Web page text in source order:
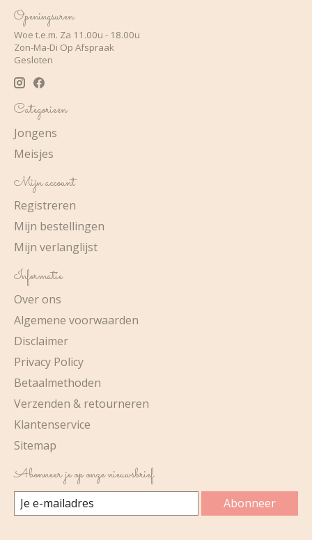
Openingsuren
Woe t.e.m. Za 11.00u - 18.00u
Zon-Ma-Di Op Afspraak
Gesloten
Categorieën
Jongens
Meisjes
Mijn account
Registreren
Mijn bestellingen
Mijn verlanglijst
Informatie
Over ons
Algemene voorwaarden
Disclaimer
Privacy Policy
Betaalmethoden
Verzenden & retourneren
Klantenservice
Sitemap
Abonneer je op onze nieuwsbrief
Abonneer